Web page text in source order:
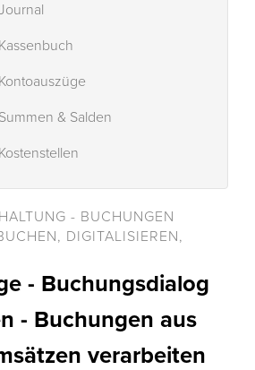
& Salden
- BUCHUNGEN
DIGITALISIEREN,
- Buchungsdialog
- Buchungen aus
verarbeiten